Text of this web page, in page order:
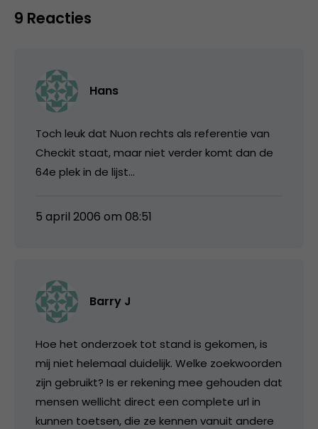
9 Reacties
Hans
Toch leuk dat Nuon rechts als referentie van
Checkit staat, maar niet verder komt dan de
64e plek in de lijst…
5 april 2006 om 08:51
Barry J
Hoe het onderzoek tot stand is gekomen, is
mij niet helemaal duidelijk. Welke zoekwoorden
zijn gebruikt? Is er rekening mee gehouden dat
mensen wellicht direct een complete url in
kunnen toetsen, die ze kennen vanuit andere